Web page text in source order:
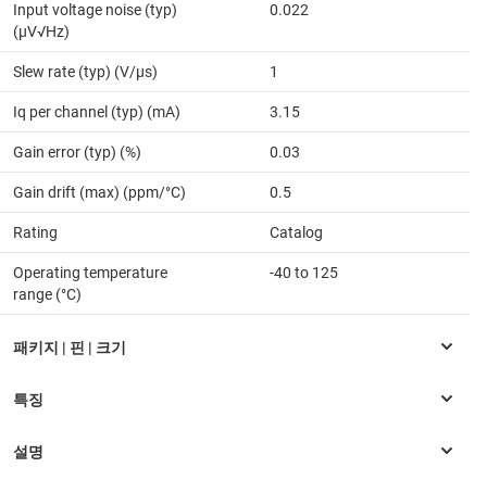
Input voltage noise (typ)
(µV√Hz)
0.022
Slew rate (typ) (V/µs) 1
Iq per channel (typ) (mA) 3.15
Gain error (typ) (%) 0.03
Gain drift (max) (ppm/°C) 0.5
Rating Catalog
Operating temperature
range (°C)
-40 to 125